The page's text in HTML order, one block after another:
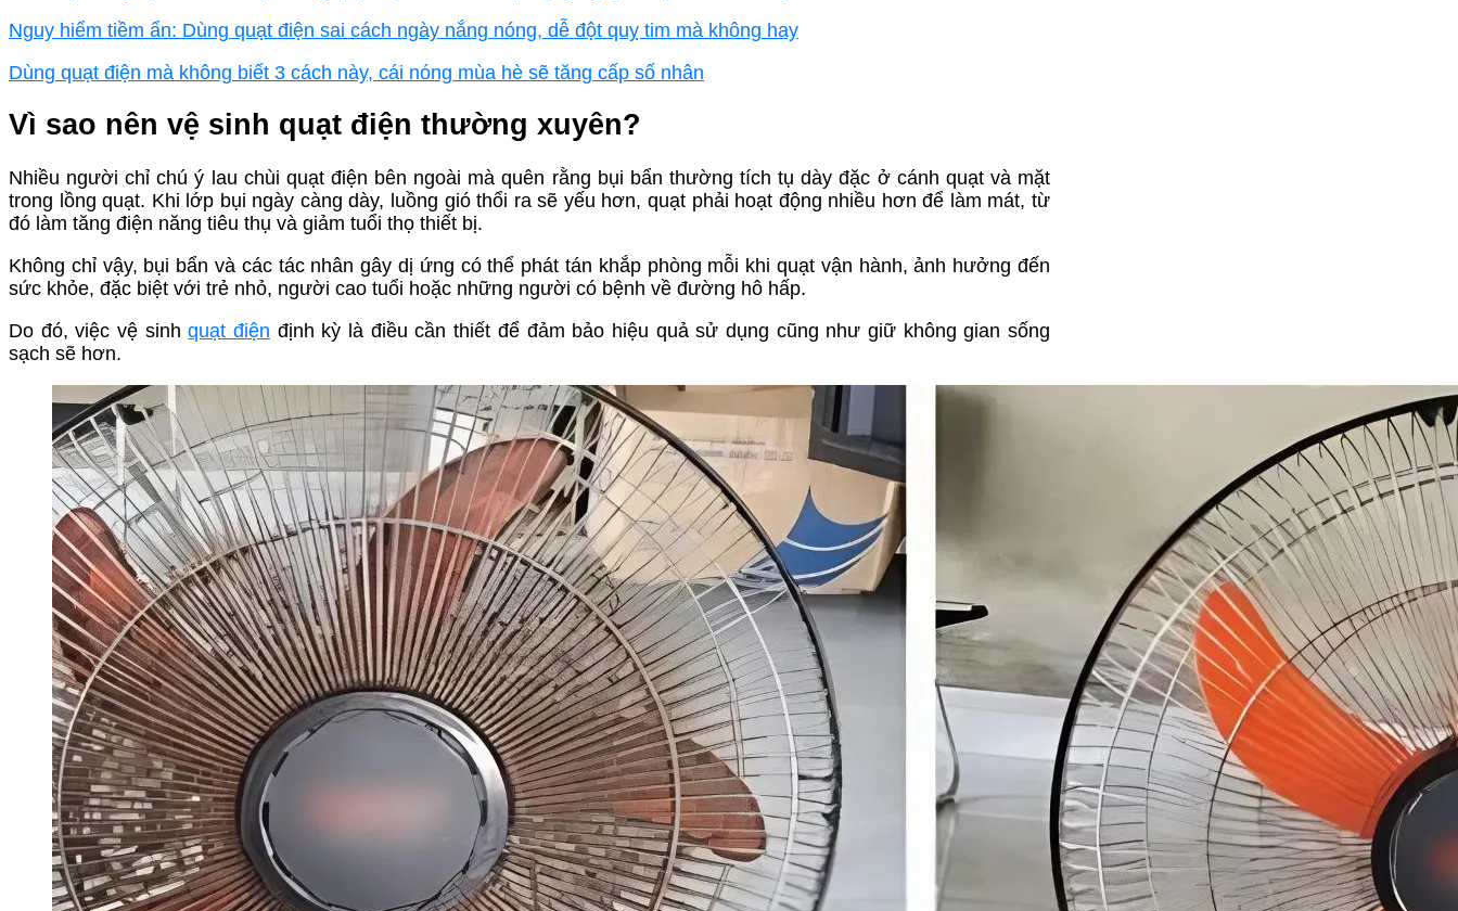
Nguy hiểm tiềm ẩn: Dùng quạt điện sai cách ngày nắng nóng, dễ đột quỵ tim mà không hay
Dùng quạt điện mà không biết 3 cách này, cái nóng mùa hè sẽ tăng cấp số nhân
Vì sao nên vệ sinh quạt điện thường xuyên?
Nhiều người chỉ chú ý lau chùi quạt điện bên ngoài mà quên rằng bụi bẩn thường tích tụ dày đặc ở cánh quạt và mặt
trong lồng quạt. Khi lớp bụi ngày càng dày, luồng gió thổi ra sẽ yếu hơn, quạt phải hoạt động nhiều hơn để làm mát, từ
đó làm tăng điện năng tiêu thụ và giảm tuổi thọ thiết bị.
Không chỉ vậy, bụi bẩn và các tác nhân gây dị ứng có thể phát tán khắp phòng mỗi khi quạt vận hành, ảnh hưởng đến
sức khỏe, đặc biệt với trẻ nhỏ, người cao tuổi hoặc những người có bệnh về đường hô hấp.
Do đó, việc vệ sinhquạt điện định kỳ là điều cần thiết để đảm bảo hiệu quả sử dụng cũng như giữ không gian sống
sạch sẽ hơn.